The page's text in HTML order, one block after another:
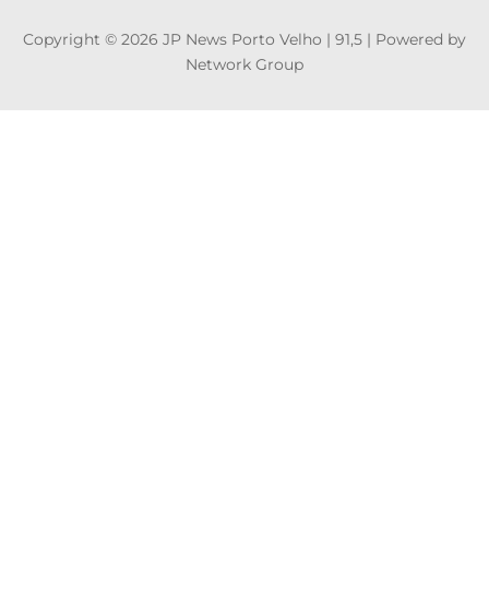
Copyright © 2026 JP News Porto Velho | 91,5 | Powered by
Network Group